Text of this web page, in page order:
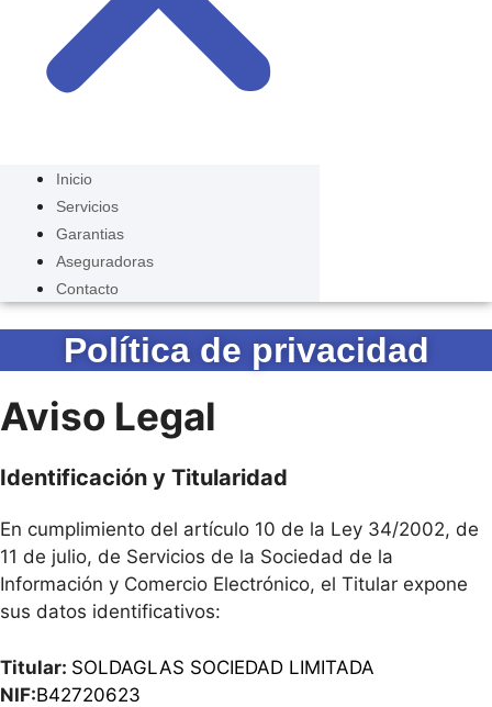
Inicio
Servicios
Garantias
Aseguradoras
Contacto
Política de privacidad
Aviso Legal
Identificación y Titularidad
En cumplimiento del artículo 10 de la Ley 34/2002, de
11 de julio, de Servicios de la Sociedad de la
Información y Comercio Electrónico, el Titular expone
sus datos identificativos:
Titular: SOLDAGLAS SOCIEDAD LIMITADA
NIF:B42720623